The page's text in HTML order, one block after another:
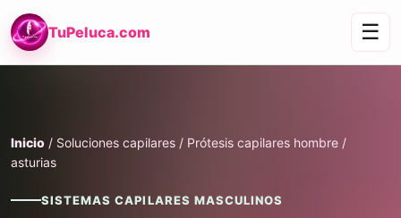
TuPeluca.com ☰
Inicio / Soluciones capilares / Prótesis capilares hombre /
asturias
SISTEMAS CAPILARES MASCULINOS